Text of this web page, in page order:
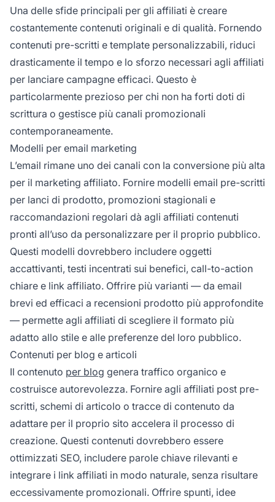
Una delle sfide principali per gli affiliati è creare
costantemente contenuti originali e di qualità. Fornendo
contenuti pre-scritti e template personalizzabili, riduci
drasticamente il tempo e lo sforzo necessari agli affiliati
per lanciare campagne efficaci. Questo è
particolarmente prezioso per chi non ha forti doti di
scrittura o gestisce più canali promozionali
contemporaneamente.
Modelli per email marketing
L’email rimane uno dei canali con la conversione più alta
per il marketing affiliato. Fornire modelli email pre-scritti
per lanci di prodotto, promozioni stagionali e
raccomandazioni regolari dà agli affiliati contenuti
pronti all’uso da personalizzare per il proprio pubblico.
Questi modelli dovrebbero includere oggetti
accattivanti, testi incentrati sui benefici, call-to-action
chiare e link affiliato. Offrire più varianti — da email
brevi ed efficaci a recensioni prodotto più approfondite
— permette agli affiliati di scegliere il formato più
adatto allo stile e alle preferenze del loro pubblico.
Contenuti per blog e articoli
Il contenuto per blog genera traffico organico e
costruisce autorevolezza. Fornire agli affiliati post pre-
scritti, schemi di articolo o tracce di contenuto da
adattare per il proprio sito accelera il processo di
creazione. Questi contenuti dovrebbero essere
ottimizzati SEO, includere parole chiave rilevanti e
integrare i link affiliati in modo naturale, senza risultare
eccessivamente promozionali. Offrire spunti, idee